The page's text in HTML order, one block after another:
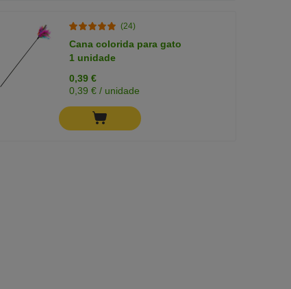
(24)
Cana colorida para gato
1 unidade
0,39 €
0,39 € / unidade